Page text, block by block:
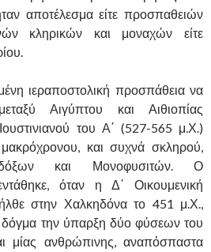
αποτέλεσμα είτε προσπαθειών
κληρικών και μοναχών είτε
ιεραποστολική προσπάθεια να
Αιγύπτου και Αιθιοπίας
του Α΄ (527-565 μ.Χ.)
και συχνά σκληρού,
και Μονοφυσιτών. Ο
όταν η Δ΄ Οικουμενική
στην Χαλκηδόνα το 451 μ.Χ.,
την ύπαρξη δύο φύσεων του
μίας ανθρώπινης, αναπόσπαστα